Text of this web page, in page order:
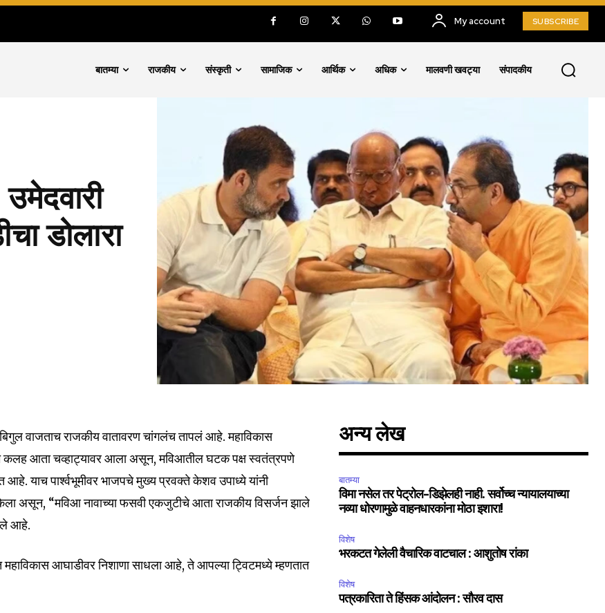
of
be part
My account SUBSCRIBE
बातम्या राजकीय संस्कृती सामाजिक आर्थिक अधिक मालवणी खवट्या संपादकीय
डोलारा
वाजताच राजकीय वातावरण चांगलंच तापलं आहे. महाविकास
आता चव्हाट्यावर आला असून, मविआतील घटक पक्ष स्वतंत्रपणे
आहे. याच पार्श्वभूमीवर भाजपचे मुख्य प्रवक्ते केशव उपाध्ये यांनी
केला असून, “मविआ नावाच्या फसवी एकजुटीचे आता राजकीय विसर्जन झाले
आहे.
महाविकास आघाडीवर निशाणा साधला आहे, ते आपल्या ट्विटमध्ये म्हणतात
अन्य लेख
बातम्या
विमा नसेल तर पेट्रोल-डिझेलही नाही. सर्वोच्च न्यायालयाच्या
नव्या धोरणामुळे वाहनधारकांना मोठा इशारा!
विशेष
भरकटत गेलेली वैचारिक वाटचाल : आशुतोष रांका
विशेष
पत्रकारिता ते हिंसक आंदोलन : सौरव दास